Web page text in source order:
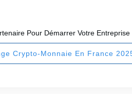
Pour Démarrer Votre
Crypto-Monnaie En France